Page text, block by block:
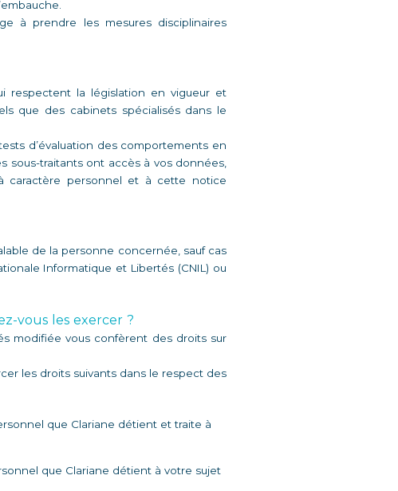
à prendre les mesures disciplinaires
respectent la législation en vigueur et
que des cabinets spécialisés dans le
d’évaluation des comportements en
sous-traitants ont accès à vos données,
caractère personnel et à cette notice
de la personne concernée, sauf cas
Informatique et Libertés (CNIL) ou
vous les exercer ?
modifiée vous confèrent des droits sur
les droits suivants dans le respect des
que Clariane détient et traite à
que Clariane détient à votre sujet